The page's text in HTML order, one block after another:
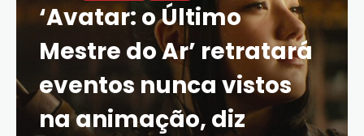
‘Avatar: o Último
Mestre do Ar’ retratará
eventos nunca vistos
na animação, diz